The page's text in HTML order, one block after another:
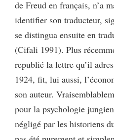
de Freud en français, n’a
identifier son traducteur,
se distingua ensuite en
(Cifali 1991). Plus
republié la lettre qu’il
1924, fit, lui aussi,
son auteur.
pour la psychologie
négligé par les historiens